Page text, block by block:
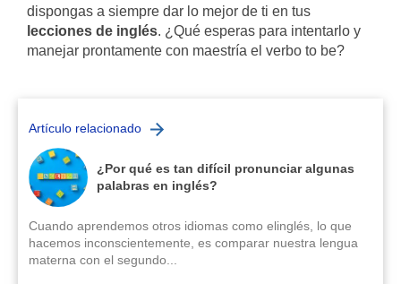
dispongas a siempre dar lo mejor de ti en tus
lecciones de inglés. ¿Qué esperas para intentarlo y
manejar prontamente con maestría el verbo to be?
Artículo relacionado
¿Por qué es tan difícil pronunciar algunas
palabras en inglés?
Cuando aprendemos otros idiomas como elinglés, lo que
hacemos inconscientemente, es comparar nuestra lengua
materna con el segundo...